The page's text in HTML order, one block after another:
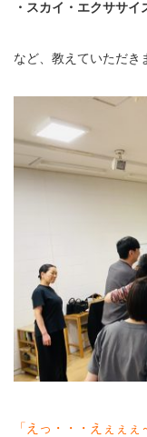
・スカイ・エクササ
など、教えていただき
「えっ・・・えぇぇぇ